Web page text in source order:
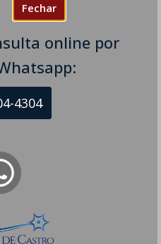
Fechar
online por
4304
Desconfiar de uma
- Sintomas e Causas
Tem
Estranha na